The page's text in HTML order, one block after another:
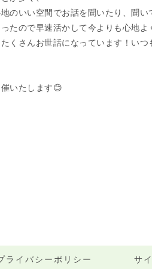
のいい空間でお話を聞いたり、聞
たので早速活かして今よりも心地
くさんお世話になっています！い
いたします😊
ライバシーポリシー サ